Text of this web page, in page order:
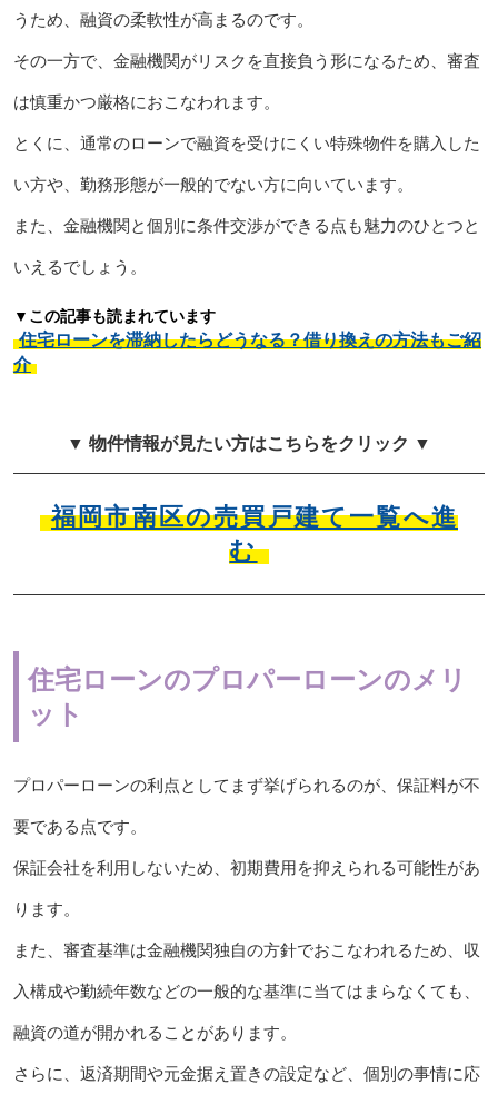
うため、融資の柔軟性が高まるのです。
その一方で、金融機関がリスクを直接負う形になるため、審査
は慎重かつ厳格におこなわれます。
とくに、通常のローンで融資を受けにくい特殊物件を購入した
い方や、勤務形態が一般的でない方に向いています。
また、金融機関と個別に条件交渉ができる点も魅力のひとつと
いえるでしょう。
▼この記事も読まれています
住宅ローンを滞納したらどうなる？借り換えの方法もご紹
介
▼ 物件情報が見たい方はこちらをクリック ▼
福岡市南区の売買戸建て一覧へ進
む
住宅ローンのプロパーローンのメリ
ット
プロパーローンの利点としてまず挙げられるのが、保証料が不
要である点です。
保証会社を利用しないため、初期費用を抑えられる可能性があ
ります。
また、審査基準は金融機関独自の方針でおこなわれるため、収
入構成や勤続年数などの一般的な基準に当てはまらなくても、
融資の道が開かれることがあります。
さらに、返済期間や元金据え置きの設定など、個別の事情に応